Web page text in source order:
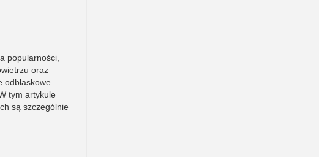
popularności,
oraz
odblaskowe
tym artykule
są szczególnie